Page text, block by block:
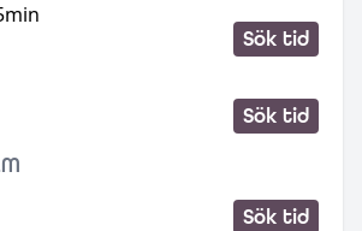
Sök tid
Sök tid
Sök tid